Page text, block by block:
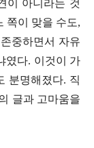
이 아니라는 것
쪽이 맞을 수도,
중하면서 자유
였다. 이것이 가
분명해졌다. 직
글과 고마움을